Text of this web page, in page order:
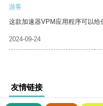
游客
这款加速器VPM应用程序可以给
2024-09-24
友情链接